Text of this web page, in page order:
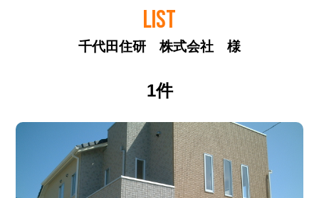
LIST
千代田住研 株式会社 様
1件